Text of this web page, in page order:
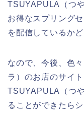
TSUYAPULA（つ
お得なスプリング
を配信しているか
なので、今後、色
ラ）のお店のサイ
TSUYAPULA（つ
ることができたら